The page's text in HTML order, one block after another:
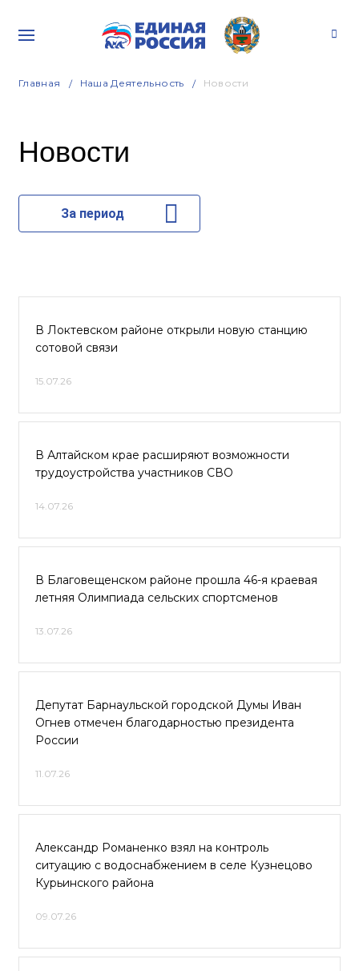
Главная Наша Деятельность Новости
Новости
За период
В Локтевском районе открыли новую станцию
сотовой связи
15.07.26
В Алтайском крае расширяют возможности
трудоустройства участников СВО
14.07.26
В Благовещенском районе прошла 46-я краевая
летняя Олимпиада сельских спортсменов
13.07.26
Депутат Барнаульской городской Думы Иван
Огнев отмечен благодарностью президента
России
11.07.26
Александр Романенко взял на контроль
ситуацию с водоснабжением в селе Кузнецово
Курьинского района
09.07.26